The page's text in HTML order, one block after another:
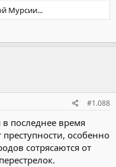
Мурсии...
#1.088
последнее время
особенно
сотрясаются от